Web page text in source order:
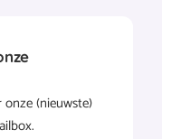
(nieuwste)